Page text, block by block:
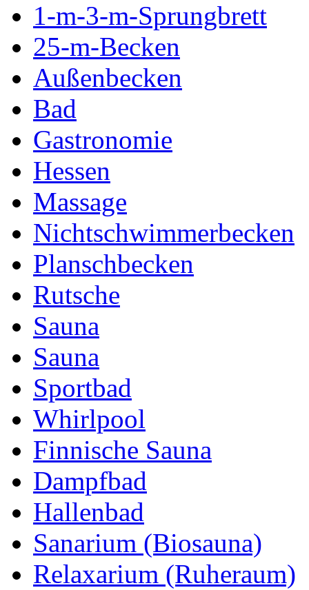
1-m-3-m-Sprungbrett
25-m-Becken
Außenbecken
Bad
Gastronomie
Hessen
Massage
Nichtschwimmerbecken
Planschbecken
Rutsche
Sauna
Sauna
Sportbad
Whirlpool
Finnische Sauna
Dampfbad
Hallenbad
Sanarium (Biosauna)
Relaxarium (Ruheraum)